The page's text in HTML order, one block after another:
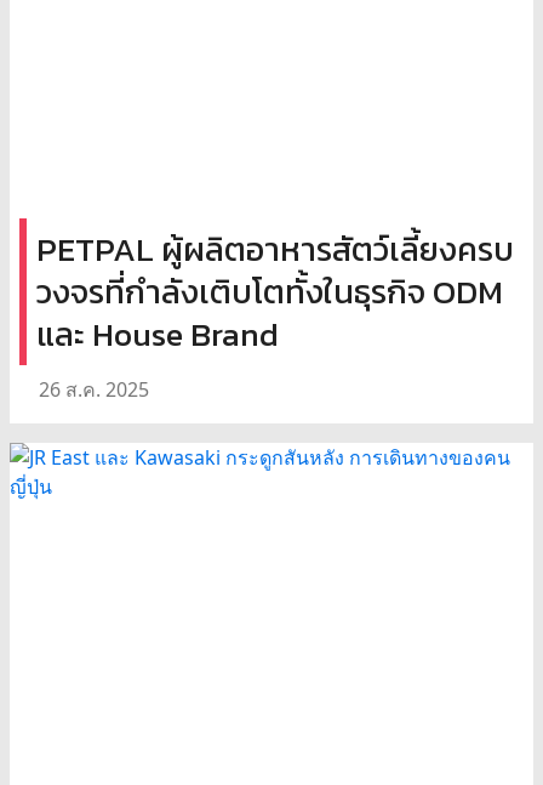
PETPAL ผู้ผลิตอาหารสัตว์เลี้ยงครบ
วงจรที่กำลังเติบโตทั้งในธุรกิจ ODM
และ House Brand
26 ส.ค. 2025